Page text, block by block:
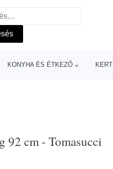
KONYHA ÉS ÉTKEZŐ KERT
92 cm - Tomasucci